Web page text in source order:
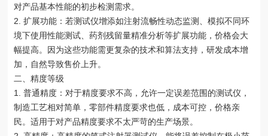
对产品基本性能的初步检测需求。
2. 扩展功能：若测试仪增添如注射流畅性动态监测、模拟不同环
境下使用性能测试、药剂残留量精准分析等扩展功能，价格会大
幅提高。因为这些功能需更复杂的技术和算法支持，研发成本增
加，自然导致售价上升。
二、精度等级
1. 普通精度：对于精度要求不高，允许一定误差范围的测试仪，
制造工艺相对简单，零部件精度要求也低，成本可控，价格亲
民。适用于对产品精度要求不太严苛的生产场景。